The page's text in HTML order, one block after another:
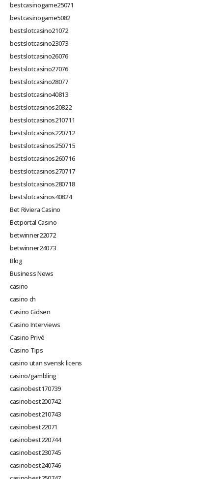
bestcasinogame25071
bestcasinogame5082
bestslotcasino21072
bestslotcasino23073
bestslotcasino26076
bestslotcasino27076
bestslotcasino28077
bestslotcasino40813
bestslotcasinos20822
bestslotcasinos210711
bestslotcasinos220712
bestslotcasinos250715
bestslotcasinos260716
bestslotcasinos270717
bestslotcasinos280718
bestslotcasinos40824
Bet Riviera Casino
Betportal Casino
betwinner22072
betwinner24073
Blog
Business News
casino
casino ch
Casino Gidsen
Casino Interviews
Casino Privé
Casino Tips
casino utan svensk licens
casino/gambling
casinobest170739
casinobest200742
casinobest210743
casinobest22071
casinobest220744
casinobest230745
casinobest240746